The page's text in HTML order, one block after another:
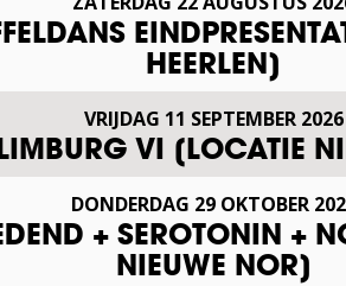
HEERLEN]
VRIJDAG 11 SEPTEMBER 2026
VI [LOCATIE
DONDERDAG 29 OKTOBER
+ SEROTONIN +
NIEUWE NOR]